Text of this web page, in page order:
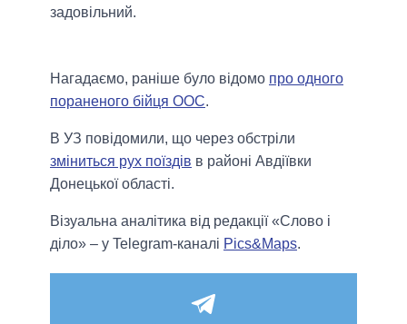
задовільний.
Нагадаємо, раніше було відомо про одного
пораненого бійця ООС.
В УЗ повідомили, що через обстріли
зміниться рух поїздів в районі Авдіївки
Донецької області.
Візуальна аналітика від редакції «Слово і
діло» – у Telegram-каналі Pics&Maps.